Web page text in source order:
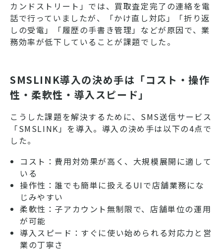
カンドストリート」では、買取査定完了の連絡を電
話で行っていましたが、「かけ直し対応」「折り返
しの受電」「履歴の手書き管理」などが原因で、業
務効率が低下していることが課題でした。
SMSLINK導入の決め手は「コスト・操作
性・柔軟性・導入スピード」
こうした課題を解決するために、SMS送信サービス
「SMSLINK」を導入。導入の決め手は以下の4点で
した。
コスト：費用対効果が高く、大規模展開に適して
いる
操作性：誰でも簡単に扱えるUIで店舗業務にな
じみやすい
柔軟性：子アカウント無制限で、店舗単位の運用
が可能
導入スピード：すぐに使い始められる対応力と営
業の丁寧さ